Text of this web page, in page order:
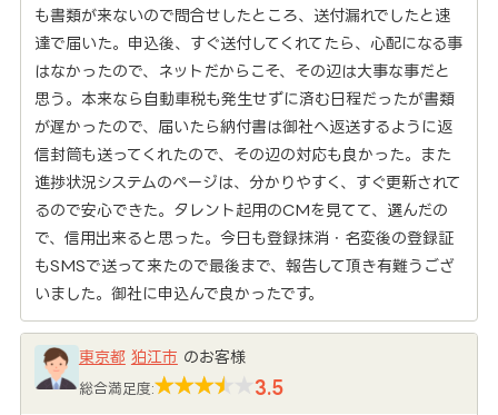
も書類が来ないので問合せしたところ、送付漏れでしたと速
達で届いた。申込後、すぐ送付してくれてたら、心配になる事
はなかったので、ネットだからこそ、その辺は大事な事だと
思う。本来なら自動車税も発生せずに済む日程だったが書類
が遅かったので、届いたら納付書は御社へ返送するように返
信封筒も送ってくれたので、その辺の対応も良かった。また
進捗状況システムのページは、分かりやすく、すぐ更新されて
るので安心できた。タレント起用のCMを見てて、選んだの
で、信用出来ると思った。今日も登録抹消・名変後の登録証
もSMSで送って来たので最後まで、報告して頂き有難うござ
いました。御社に申込んで良かったです。
東京都 狛江市 のお客様
総合満足度: 3.5